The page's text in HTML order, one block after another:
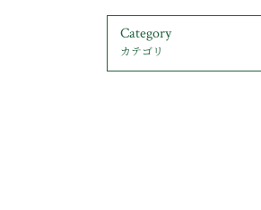
Category
カテゴリ